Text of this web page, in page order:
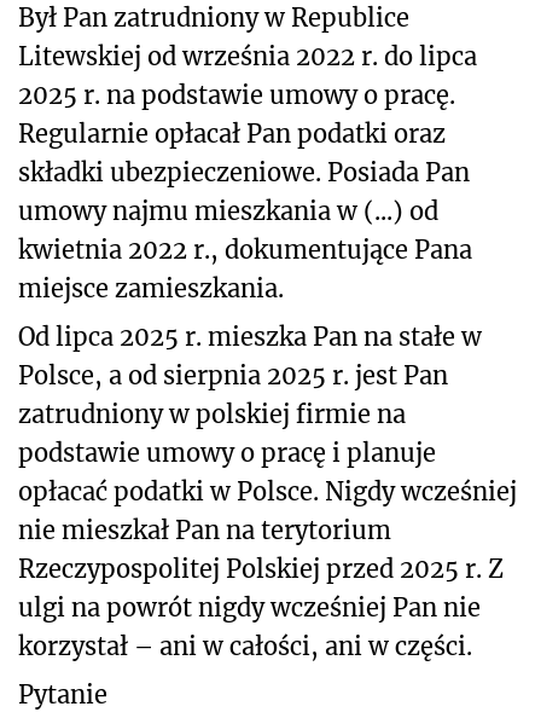
Był Pan zatrudniony w Republice
Litewskiej od września 2022 r. do lipca
2025 r. na podstawie umowy o pracę.
Regularnie opłacał Pan podatki oraz
składki ubezpieczeniowe. Posiada Pan
umowy najmu mieszkania w (...) od
kwietnia 2022 r., dokumentujące Pana
miejsce zamieszkania.
Od lipca 2025 r. mieszka Pan na stałe w
Polsce, a od sierpnia 2025 r. jest Pan
zatrudniony w polskiej firmie na
podstawie umowy o pracę i planuje
opłacać podatki w Polsce. Nigdy wcześniej
nie mieszkał Pan na terytorium
Rzeczypospolitej Polskiej przed 2025 r. Z
ulgi na powrót nigdy wcześniej Pan nie
korzystał – ani w całości, ani w części.
Pytanie